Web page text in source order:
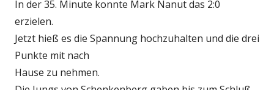
In der 35. Minute konnte Mark Nanut das 2:0
erzielen.
Jetzt hieß es die Spannung hochzuhalten und die drei
Punkte mit nach
Hause zu nehmen.